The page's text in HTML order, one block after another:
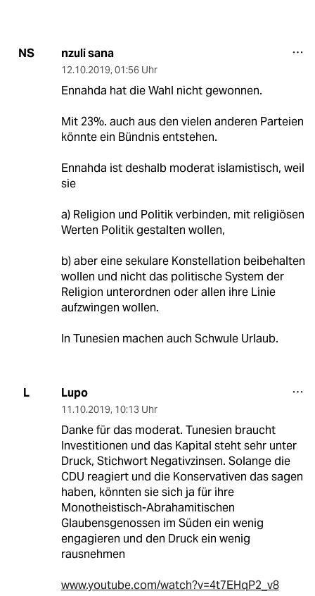
NS nzuli sana
12.10.2019, 01:56 Uhr
Ennahda hat die Wahl nicht gewonnen.
Mit 23%. auch aus den vielen anderen Parteien
könnte ein Bündnis entstehen.
Ennahda ist deshalb moderat islamistisch, weil
sie
a) Religion und Politik verbinden, mit religiösen
Werten Politik gestalten wollen,
b) aber eine sekulare Konstellation beibehalten
wollen und nicht das politische System der
Religion unterordnen oder allen ihre Linie
aufzwingen wollen.
In Tunesien machen auch Schwule Urlaub.
L Lupo
11.10.2019, 10:13 Uhr
Danke für das moderat. Tunesien braucht
Investitionen und das Kapital steht sehr unter
Druck, Stichwort Negativzinsen. Solange die
CDU reagiert und die Konservativen das sagen
haben, könnten sie sich ja für ihre
Monotheistisch-Abrahamitischen
Glaubensgenossen im Süden ein wenig
engagieren und den Druck ein wenig
rausnehmen
www.youtube.com/watch?v=4t7EHqP2_v8